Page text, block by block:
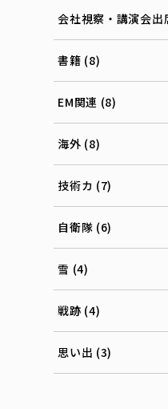
会社視察・講演会出
書籍 (8)
EM関連 (8)
海外 (8)
技術カ (7)
自衛隊 (6)
雪 (4)
戦跡 (4)
思い出 (3)